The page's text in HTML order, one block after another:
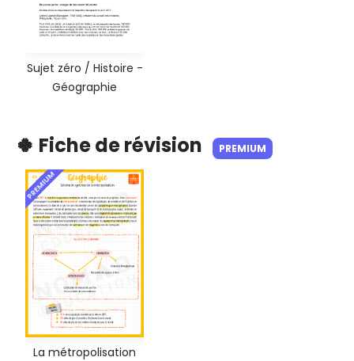
Sujet zéro / Histoire -
Géographie
🍀 Fiche de révision PREMIUM
PREMIUM
La métropolisation